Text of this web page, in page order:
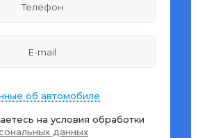
об автомобиле
на условия обработки
данных